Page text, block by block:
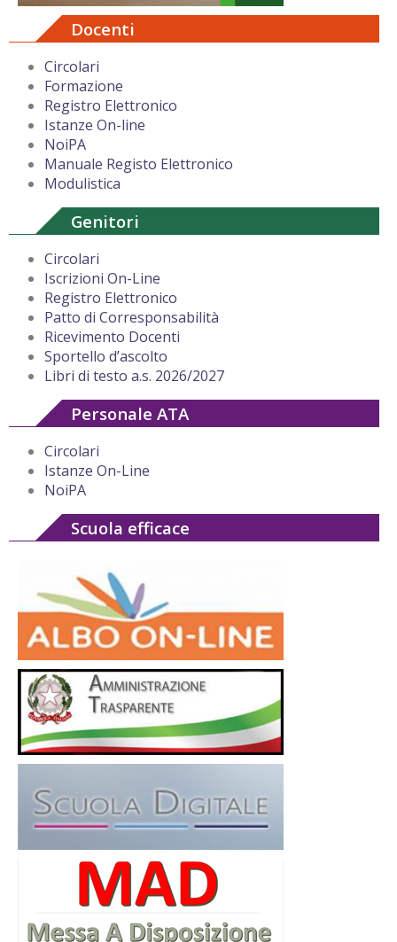
Docenti
Circolari
Formazione
Registro Elettronico
Istanze On-line
NoiPA
Manuale Registo Elettronico
Modulistica
Genitori
Circolari
Iscrizioni On-Line
Registro Elettronico
Patto di Corresponsabilità
Ricevimento Docenti
Sportello d’ascolto
Libri di testo a.s. 2026/2027
Personale ATA
Circolari
Istanze On-Line
NoiPA
Scuola efficace